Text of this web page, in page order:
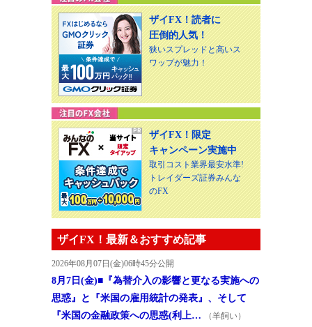
ザイFX！読者に
圧倒的人気！
狭いスプレッドと高いス
ワップが魅力！
ザイFX！限定
キャンペーン実施中
取引コスト業界最安水準!
トレイダーズ証券みんな
のFX
ザイFX！最新＆おすすめ記事
2026年08月07日(金)06時45分公開
8月7日(金)■『為替介入の影響と更なる実施への
思惑』と『米国の雇用統計の発表』、そして
『米国の金融政策への思惑(利上…
（羊飼い）